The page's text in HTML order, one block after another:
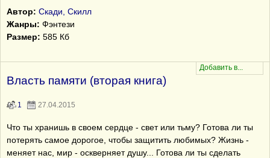
Автор: Скади, Скилл
Жанры: Фэнтези
Размер: 585 Кб
Власть памяти (вторая книга)
1 27.04.2015
Что ты хранишь в своем сердце - свет или тьму? Готова ли ты
потерять самое дорогое, чтобы защитить любимых? Жизнь -
меняет нас, мир - оскверняет душу... Готова ли ты сделать